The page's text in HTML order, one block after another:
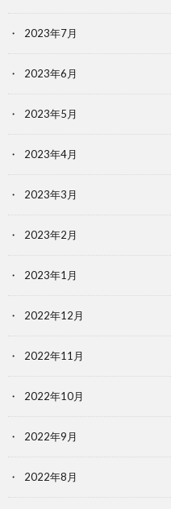
2023年7月
2023年6月
2023年5月
2023年4月
2023年3月
2023年2月
2023年1月
2022年12月
2022年11月
2022年10月
2022年9月
2022年8月